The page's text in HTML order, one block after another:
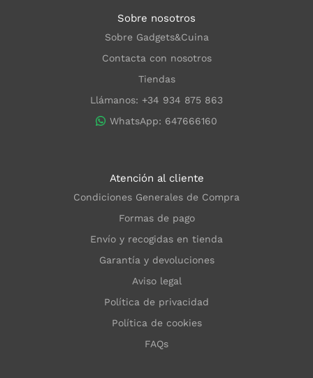
Sobre nosotros
Sobre Gadgets&Cuina
Contacta con nosotros
Tiendas
Llámanos: +34 934 875 863
WhatsApp: 647666160
Atención al cliente
Condiciones Generales de Compra
Formas de pago
Envío y recogidas en tienda
Garantía y devoluciones
Aviso legal
Política de privacidad
Política de cookies
FAQs